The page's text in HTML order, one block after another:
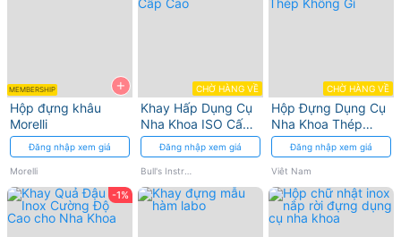
+
MEMBERSHIP
Hộp đựng khâu
Morelli
Đăng nhập xem giá
Morelli
CHỜ HÀNG VỀ
Khay Hấp Dụng Cụ
Nha Khoa ISO Cấp
CaoĐăng nhập xem giá
Bull's Instrumed
CHỜ HÀNG VỀ
Hộp Đựng Dụng Cụ
Nha Khoa Thép
Không Gỉ
Đăng nhập xem giá
Việt Nam
-1%